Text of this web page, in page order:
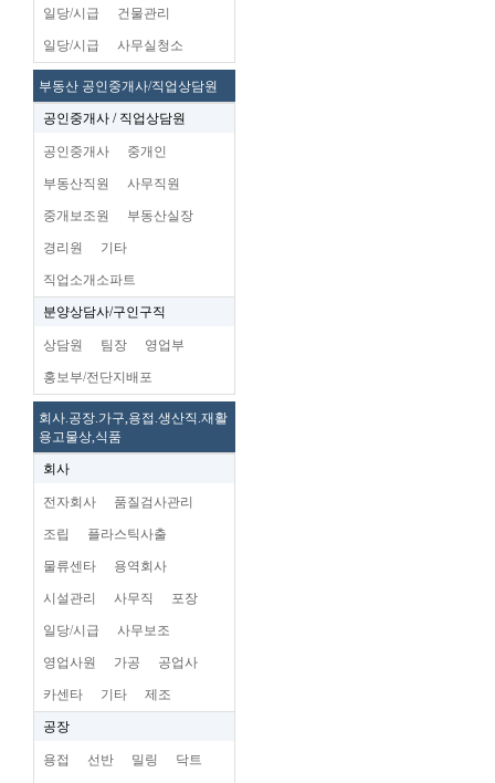
일당/시급 건물관리
일당/시급 사무실청소
부동산 공인중개사/직업상담원
공인중개사 / 직업상담원
공인중개사 중개인
부동산직원 사무직원
중개보조원 부동산실장
경리원 기타
직업소개소파트
분양상담사/구인구직
상담원 팀장 영업부
홍보부/전단지배포
회사.공장.가구,용접.생산직.재활
용고물상,식품
회사
전자회사 품질검사관리
조립 플라스틱사출
물류센타 용역회사
시설관리 사무직 포장
일당/시급 사무보조
영업사원 가공 공업사
카센타 기타 제조
공장
용접 선반 밀링 닥트